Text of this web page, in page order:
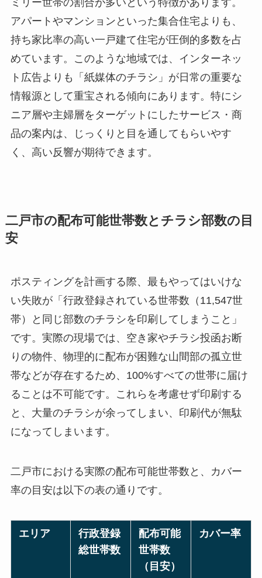
アパートやマンションといった集合住宅よりも、
持ち家比率の高い一戸建て住宅が圧倒的多数を占
めています。このような地域では、インターネッ
ト広告よりも「紙媒体のチラシ」が日常の重要な
情報源として重宝される傾向にあります。特にシ
ニア層や主婦層をターゲットにしたサービス・商
品の案内は、じっくりと目を通してもらいやす
く、高い反響が期待できます。
二戸市の配布可能世帯数とチラシ部数の目
安
ポスティングを計画する際、最もやってはいけな
い失敗が「行政登録されている世帯数（11,547世
帯）と同じ部数のチラシを印刷してしまうこと」
です。実際の現場では、空き家やチラシ投函お断
りの物件、物理的に配布が困難な山間部の孤立世
帯などが存在するため、100%すべての世帯に届け
ることは不可能です。これらを考慮せず印刷する
と、大量のチラシが余ってしまい、印刷代が無駄
になってしまいます。
二戸市における実際の配布可能世帯数と、カバー
率の目安は以下の表の通りです。
エリア
行政登録
総世帯数
配布可能
世帯数
（目安）
カバー率